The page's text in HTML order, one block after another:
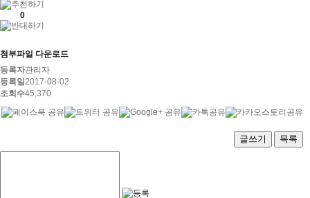
0
첨부파일 다운로드
등록자관리자
등록일2017-08-02
조회수45,370
글쓰기 목록